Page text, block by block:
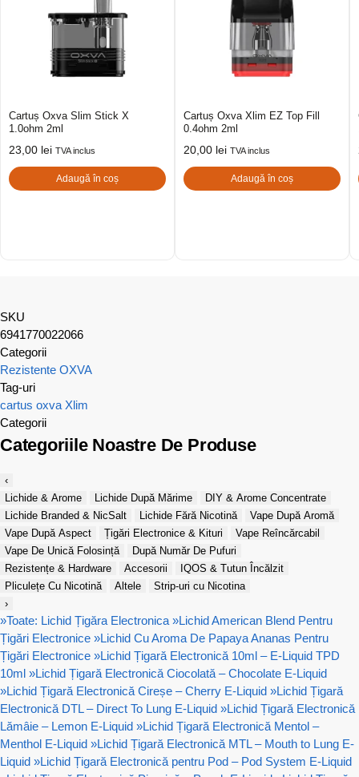
Cartuș Oxva Slim Stick X
1.0ohm 2ml
23,00 lei TVA inclus
Adaugă în coș
Cartuș Oxva Xlim EZ Top Fill
0.4ohm 2ml
20,00 lei TVA inclus
Adaugă în coș
SKU
6941770022066
Categorii
Rezistente OXVA
Tag-uri
cartus oxva Xlim
Categorii
Categoriile Noastre De Produse
‹
Lichide & Arome
Lichide După Mărime
DIY & Arome Concentrate
Lichide Branded & NicSalt
Lichide Fără Nicotină
Vape După Aromă
Vape După Aspect
Țigări Electronice & Kituri
Vape Reîncărcabil
Vape De Unică Folosință
După Număr De Pufuri
Rezistențe & Hardware
Accesorii
IQOS & Tutun Încălzit
Pliculețe Cu Nicotină
Altele
Strip-uri cu Nicotina
›
»Toate: Lichid Țigăra Electronica »Lichid American Blend Pentru
Țigări Electronice »Lichid Cu Aroma De Papaya Ananas Pentru
Țigări Electronice »Lichid Țigară Electronică 10ml – E-Liquid TPD
10ml »Lichid Țigară Electronică Ciocolată – Chocolate E-Liquid
»Lichid Țigară Electronică Cireșe – Cherry E-Liquid »Lichid Țigară
Electronică DTL – Direct To Lung E-Liquid »Lichid Țigară Electronică
Lămâie – Lemon E-Liquid »Lichid Țigară Electronică Mentol –
Menthol E-Liquid »Lichid Țigară Electronică MTL – Mouth to Lung E-
Liquid »Lichid Țigară Electronică pentru Pod – Pod System E-Liquid